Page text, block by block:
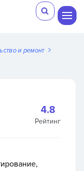
и ремонт
4.8
Рейтинг